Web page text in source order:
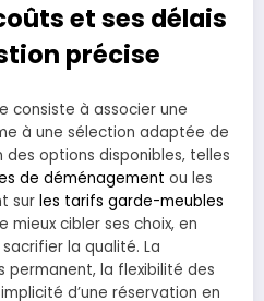
et ses délais
précise
consiste à associer une
à une sélection adaptée de
options disponibles, telles
de déménagement ou les
sur les tarifs garde-meubles
mieux cibler ses choix, en
la qualité. La
permanent, la flexibilité des
d’une réservation en